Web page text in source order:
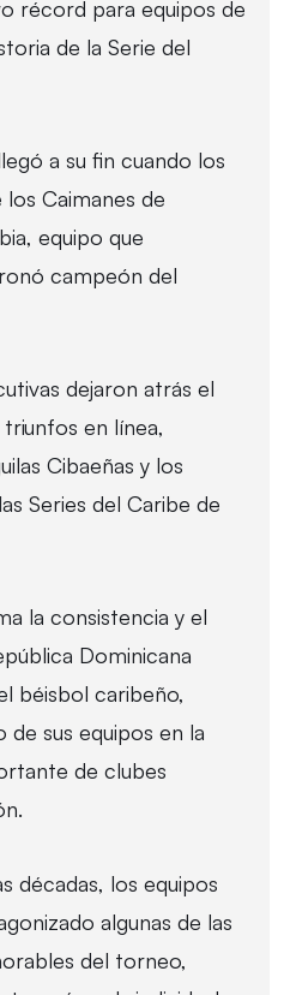
récord para equipos de
de la Serie del
a su fin cuando los
Caimanes de
equipo que
campeón del
dejaron atrás el
en línea,
Cibaeñas y los
Series del Caribe de
la consistencia y el
Dominicana
béisbol caribeño,
sus equipos en la
de clubes
décadas, los equipos
algunas de las
del torneo,